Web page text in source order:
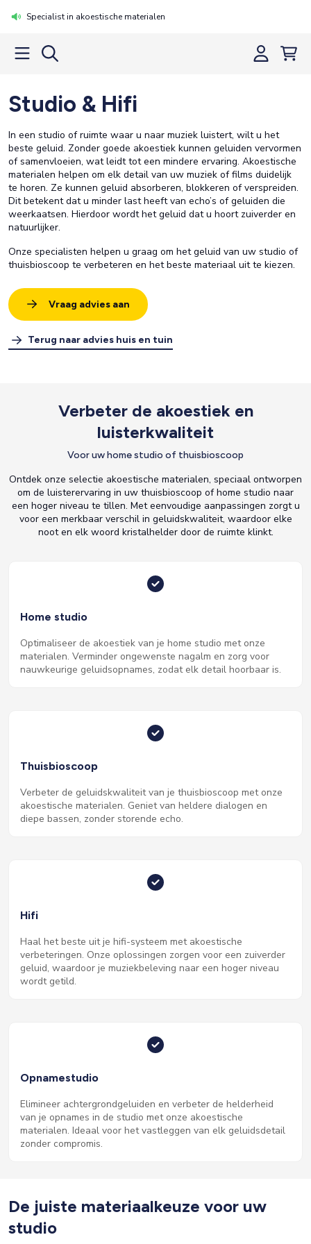
Specialist in akoestische materialen
Studio & Hifi
In een studio of ruimte waar u naar muziek luistert, wilt u het
beste geluid. Zonder goede akoestiek kunnen geluiden vervormen
of samenvloeien, wat leidt tot een mindere ervaring. Akoestische
materialen helpen om elk detail van uw muziek of films duidelijk
te horen. Ze kunnen geluid absorberen, blokkeren of verspreiden.
Dit betekent dat u minder last heeft van echo’s of geluiden die
weerkaatsen. Hierdoor wordt het geluid dat u hoort zuiverder en
natuurlijker.
Onze specialisten helpen u graag om het geluid van uw studio of
thuisbioscoop te verbeteren en het beste materiaal uit te kiezen.
Vraag advies aan
Terug naar advies huis en tuin
Verbeter de akoestiek en
luisterkwaliteit
Voor uw home studio of thuisbioscoop
Ontdek onze selectie akoestische materialen, speciaal ontworpen
om de luisterervaring in uw thuisbioscoop of home studio naar
een hoger niveau te tillen. Met eenvoudige aanpassingen zorgt u
voor een merkbaar verschil in geluidskwaliteit, waardoor elke
noot en elk woord kristalhelder door de ruimte klinkt.
Home studio
Optimaliseer de akoestiek van je home studio met onze
materialen. Verminder ongewenste nagalm en zorg voor
nauwkeurige geluidsopnames, zodat elk detail hoorbaar is.
Thuisbioscoop
Verbeter de geluidskwaliteit van je thuisbioscoop met onze
akoestische materialen. Geniet van heldere dialogen en
diepe bassen, zonder storende echo.
Hifi
Haal het beste uit je hifi-systeem met akoestische
verbeteringen. Onze oplossingen zorgen voor een zuiverder
geluid, waardoor je muziekbeleving naar een hoger niveau
wordt getild.
Opnamestudio
Elimineer achtergrondgeluiden en verbeter de helderheid
van je opnames in de studio met onze akoestische
materialen. Ideaal voor het vastleggen van elk geluidsdetail
zonder compromis.
De juiste materiaalkeuze voor uw
studio